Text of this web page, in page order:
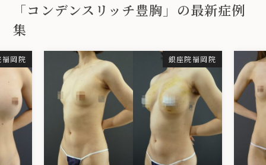
「コンデンスリッチ豊胸」の最新症例
集
福岡院 銀座院福岡院